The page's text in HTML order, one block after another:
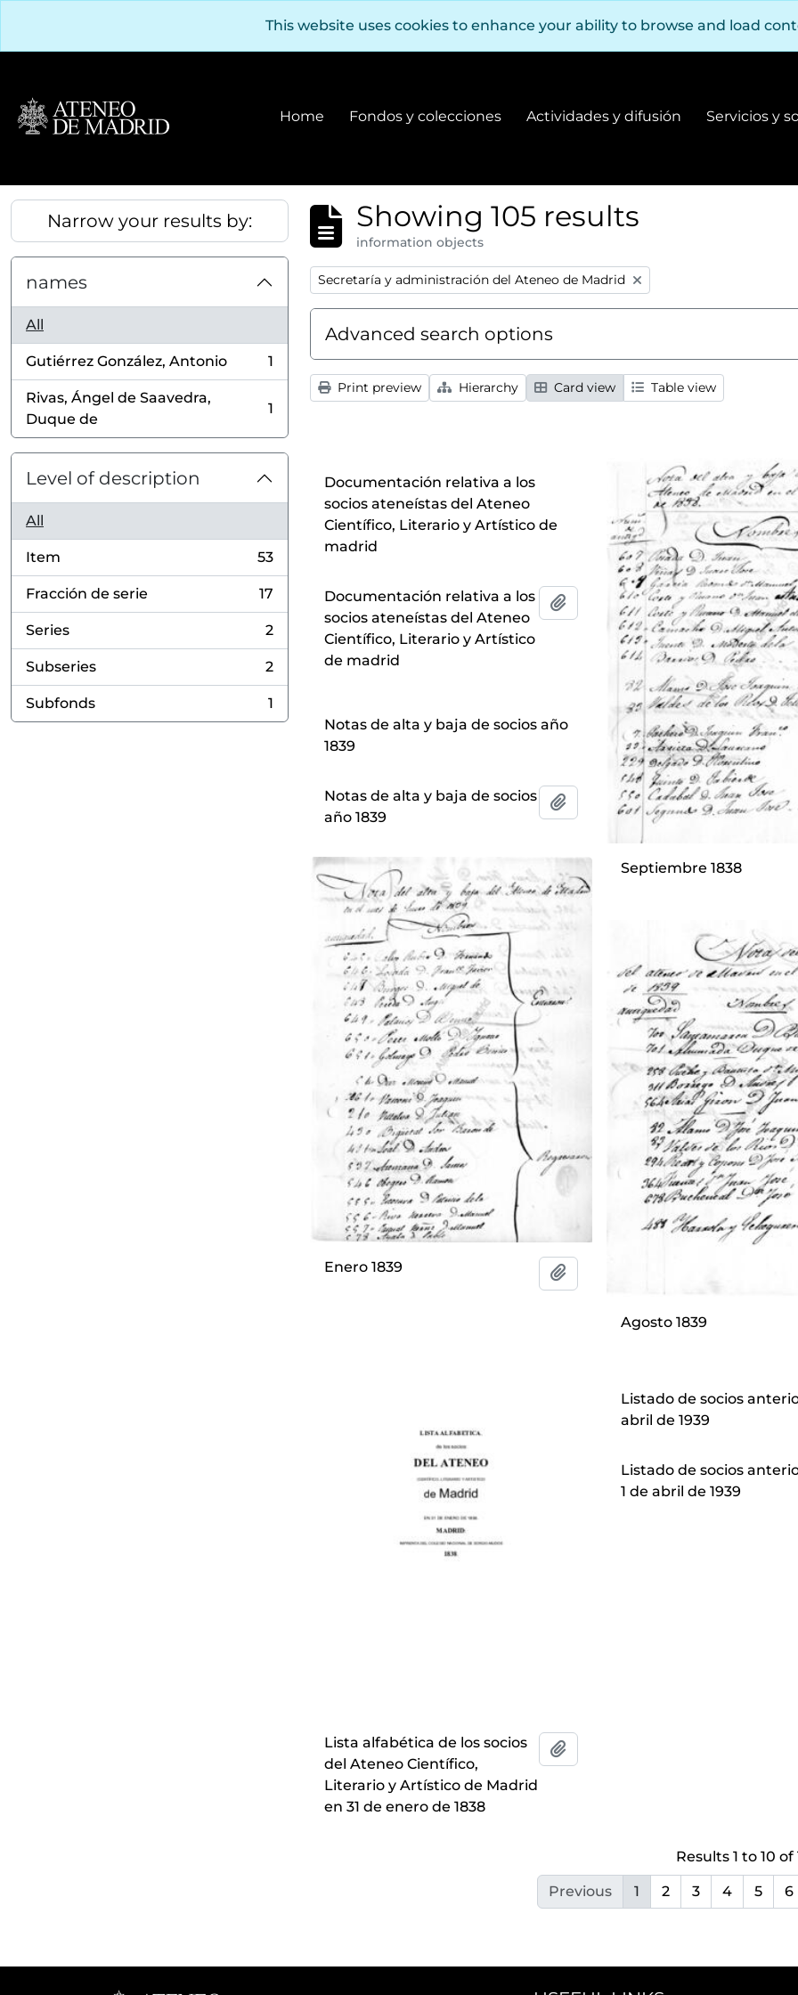
This website uses cookies to enhance your ability to browse and load
Home Fondos y colecciones
Fondos y colecciones
Actividades y difusión
Actividades y difusión
Servicios y
Narrow your results by:
names
All
Gutiérrez González, Antonio
, 1 results
1
Rivas, Ángel de Saavedra,
Duque de
, 1 results
1
Level of description
All
Item
, 53 results
53
Fracción de serie
, 17 results
17
Series
, 2 results
2
Subseries
, 2 results
2
Subfonds
, 1 results
1
Showing 105 results
information objects
Remove filter:
Secretaría y administración del Ateneo de Madrid
Advanced search options
Print preview Hierarchy Card view Table view
Documentación relativa a los
socios ateneístas del Ateneo
Científico, Literario y Artístico de
madrid
Documentación relativa a los
socios ateneístas del Ateneo
Científico, Literario y Artístico
de madrid
Add to clipboard
Septiembre 1838
Notas de alta y baja de socios año
1839
Notas de alta y baja de socios
año 1839
Add to clipboard
Enero 1839
Agosto 1839
Lista alfabética de los socios
del Ateneo Científico,
Literario y Artístico de Madrid
en 31 de enero de 1838
Listado de socios
abril de 1939
Listado de socios
1 de abril de 1939
Results 1 to 10 of
Previous 1 2 3 4 5 6